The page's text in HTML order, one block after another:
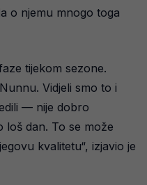
o njemu mnogo toga
tijekom sezone.
Vidjeli smo to i
— nije dobro
loš dan. To se može
kvalitetu“, izjavio je